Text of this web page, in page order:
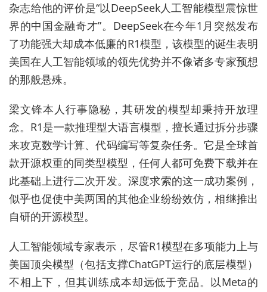
杂志给他的评价是“以DeepSeek人工智能模型震惊世
界的中国金融奇才”。DeepSeek在今年1月突然发布
了功能强大却成本低廉的R1模型，该模型的诞生表明
美国在人工智能领域的领先优势并不像诸多专家预想
的那般悬殊。
梁文锋本人行事隐秘，其研发的模型却秉持开放理
念。R1是一款推理型大语言模型，擅长通过拆分步骤
来攻克数学计算、代码编写等复杂任务。它是全球首
款开源权重的同类型模型，任何人都可免费下载并在
此基础上进行二次开发。深度求索的这一成功案例，
似乎也促使中美两国的其他企业纷纷效仿，相继推出
自研的开源模型。
人工智能领域专家表示，尽管R1模型在多项能力上与
美国顶尖模型（包括支撑ChatGPT运行的底层模型）
不相上下，但其训练成本却远低于竞品。以Meta的